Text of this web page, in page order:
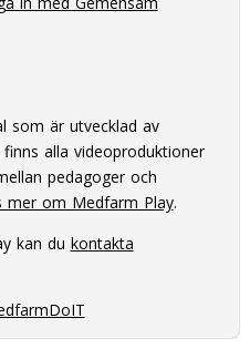
som är utvecklad av
alla videoproduktioner
pedagoger och
mer om Medfarm Play.
kan du kontakta